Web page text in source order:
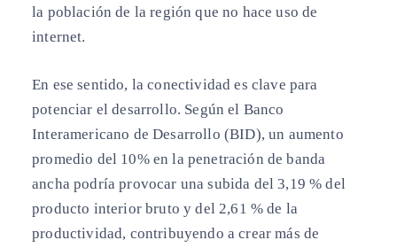
la población de la región que no hace uso de
internet.
En ese sentido, la conectividad es clave para
potenciar el desarrollo. Según el Banco
Interamericano de Desarrollo (BID), un aumento
promedio del 10% en la penetración de banda
ancha podría provocar una subida del 3,19 % del
producto interior bruto y del 2,61 % de la
productividad, contribuyendo a crear más de